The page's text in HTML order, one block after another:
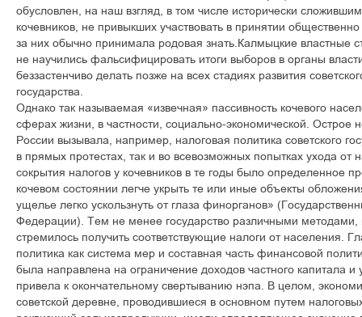
обусловлен, на наш взгляд, в том числе исторически
кочевников, не привыкших участвовать в принятии
за них обычно принимала родовая знать.Калмыцкие властные
не научились фальсифицировать итоги выборов в органы
беззастенчиво делать позже на всех стадиях развития
государства.
Однако так называемая «извечная» пассивность кочевого
сферах жизни, в частности, социально-экономической. Острое
России вызывала, например, налоговая политика советского
в прямых протестах, так и во всевозможных попытках ухода от
сокрытия налогов у кочевников в те годы было определенное
кочевом состоянии легче укрыть те или иные объекты
ущелье легко ускользнуть от глаза финорганов»
Федерации). Тем не менее государство различными
стремилось получить соответствующие налоги от населения.
политика как система мер и составная часть финансовой
была направлена на ограничение доходов частного капитала и
привела к окончательному свертыванию нэпа. В целом,
советской деревне, проводившиеся в основном путем